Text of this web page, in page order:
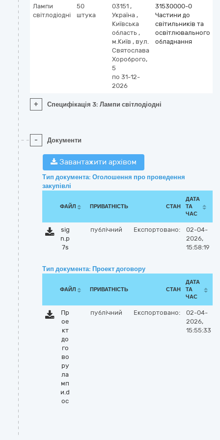
Лампи
світлодіодні
50
штука
03151 ,
Україна ,
Київська
область ,
м.Київ , вул.
Святослава
Хороброго,
5
по 31-12-
2026
31530000-0
Частини до
світильників та
освітлювального
обладнання
+ Специфікація 3: Лампи світлодіодні
- Документи
Завантажити архівом
Тип документа: Оголошення про проведення
закупівлі
ФАЙЛ ПРИВАТНІСТЬ СТАН
ДАТА
ТА
ЧАС
sig
n.p
7s
публічний Експортовано:
02-04-
2026,
15:58:19
Тип документа: Проект договору
ФАЙЛ ПРИВАТНІСТЬ СТАН
ДАТА
ТА
ЧАС
Пр
ое
кт
до
го
во
ру
ла
мп
и.d
oc
публічний Експортовано:
02-04-
2026,
15:55:33